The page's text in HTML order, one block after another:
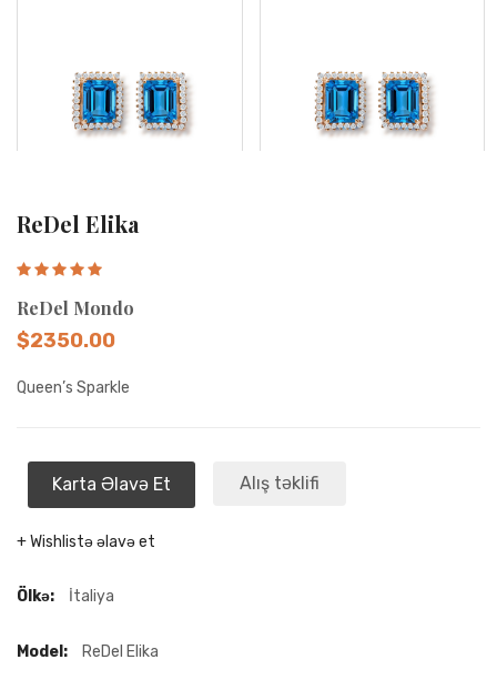
ReDel Elika
ReDel Mondo
$2350.00
Queen’s Sparkle
Karta Əlavə Et Alış təklifi
+ Wishlistə əlavə et
Ölkə: İtaliya
Model: ReDel Elika